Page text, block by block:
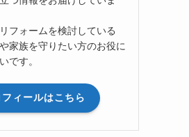
フォームを検討している
家族を守りたい方のお役に
です。
フィールはこちら